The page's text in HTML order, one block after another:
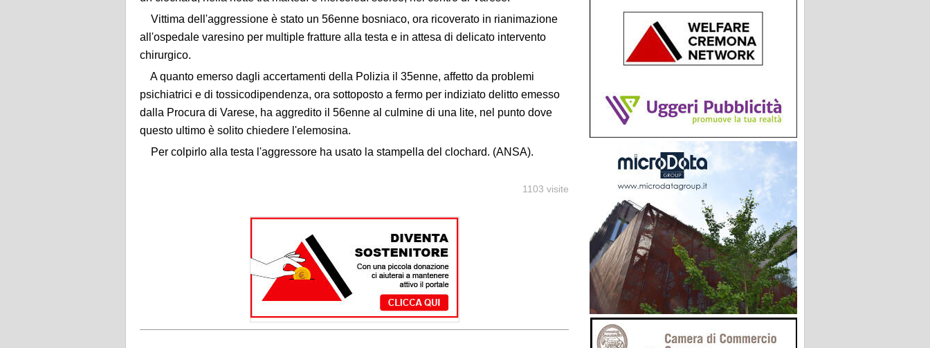
Vittima dell'aggressione è stato un 56enne bosniaco, ora ricoverato in rianimazione
all'ospedale varesino per multiple fratture alla testa e in attesa di delicato intervento
chirurgico.
A quanto emerso dagli accertamenti della Polizia il 35enne, affetto da problemi
psichiatrici e di tossicodipendenza, ora sottoposto a fermo per indiziato delitto emesso
dalla Procura di Varese, ha aggredito il 56enne al culmine di una lite, nel punto dove
questo ultimo è solito chiedere l'elemosina.
Per colpirlo alla testa l'aggressore ha usato la stampella del clochard. (ANSA).
1103 visite